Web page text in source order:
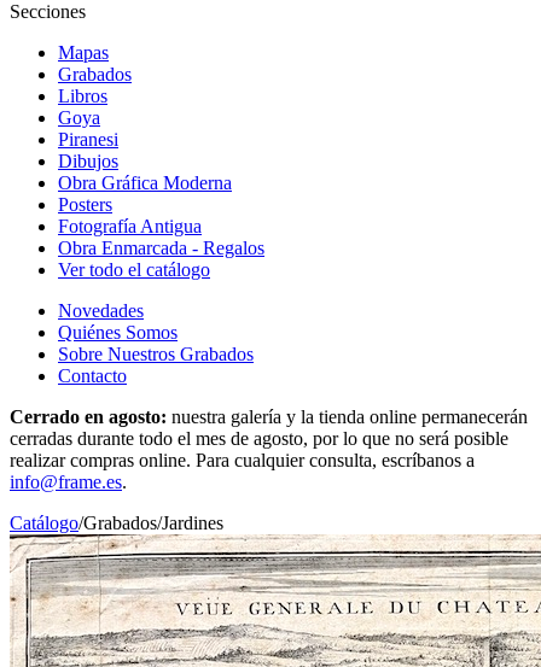
Secciones
Mapas
Grabados
Libros
Goya
Piranesi
Dibujos
Obra Gráfica Moderna
Posters
Fotografía Antigua
Obra Enmarcada - Regalos
Ver todo el catálogo
Novedades
Quiénes Somos
Sobre Nuestros Grabados
Contacto
Cerrado en agosto: nuestra galería y la tienda online permanecerán
cerradas durante todo el mes de agosto, por lo que no será posible
realizar compras online. Para cualquier consulta, escríbanos a
info@frame.es.
Catálogo/Grabados/Jardines